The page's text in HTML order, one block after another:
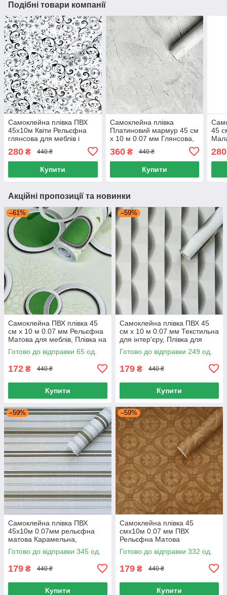
Подібні товари компанії
Самоклейна плівка ПВХ
45х10м Квіти Рельєфна
глянсова для меблів і
дверей, Плівка для меблів
45х10м Квіти
280 ₴ 440 ₴
Купити
Самоклейна плівка
Платиновий мармур 45 см
х 10 м 0.07 мм Глянсова,
смх10 м
360₴ 440 ₴
Купити
45
280
Акційні пропозиції та новинки
–61%
Самоклейна ПВХ плівка 45
см х 10 м 0.07 мм Рельєфна
Матова для меблів, Плівка на
самоклейці ПВХ
Готово до відправки 65 од.
172 ₴ 440 ₴
Купити
–59%
Самоклейна плівка ПВХ 45
см х 10 м 0.07 мм Текстильна
для інтер'єру, Плівка для
меблів Рельєфна матова 45
Готово до відправки 249 од.
179 ₴ 440 ₴
Купити
–59%
Самоклейна плівка ПВХ
45х10м 0.07мм рельєфна
матова Карамельна,
Декоративна плівка для
меблів дверей
Готово до відправки 345 од.
179 ₴ 440 ₴
Купити
–59%
Самоклейна плівка 45
смx10м 0.07 мм ПВХ
Рельєфна Матова
Соняшники, Плівка для
меблів 45 смx10 м
Готово до відправки 332 од.
179 ₴ 440 ₴
Купити